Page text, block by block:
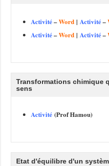
Activité–Word |Activité–
Activité–Word |Activité–
Transformations chimique
sens
Activité (Prof Hamou)
Etat d'équilibre d'un